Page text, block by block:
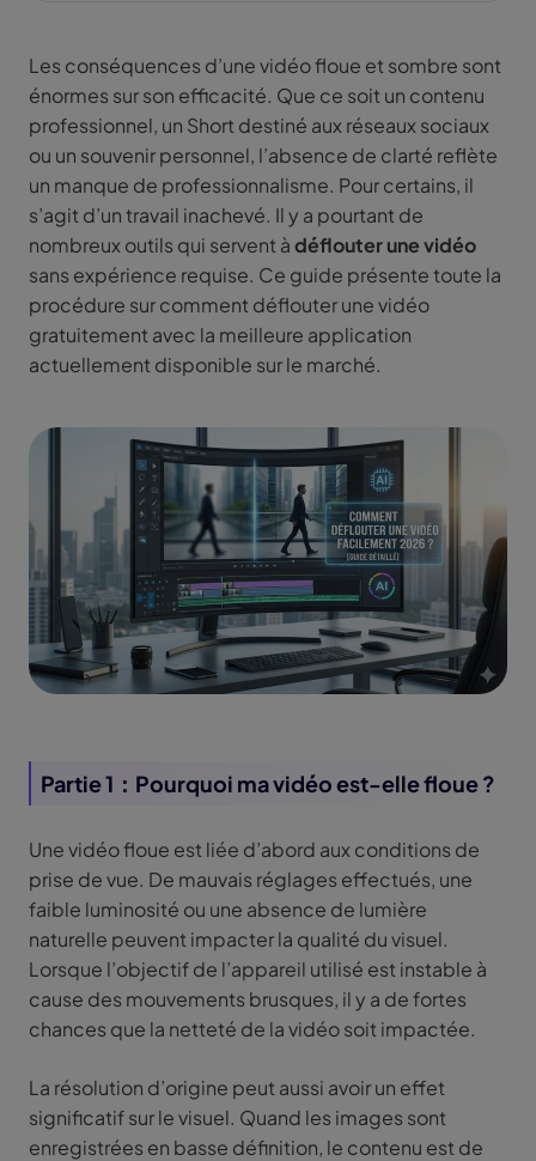
Les conséquences d’une vidéo floue et sombre sont
énormes sur son efficacité. Que ce soit un contenu
professionnel, un Short destiné aux réseaux sociaux
ou un souvenir personnel, l’absence de clarté reflète
un manque de professionnalisme. Pour certains, il
s’agit d’un travail inachevé. Il y a pourtant de
nombreux outils qui servent àdéflouter une vidéo
sans expérience requise. Ce guide présente toute la
procédure sur comment déflouter une vidéo
gratuitement avec la meilleure application
actuellement disponible sur le marché.
Partie 1：Pourquoi ma vidéo est-elle floue ?
Une vidéo floue est liée d’abord aux conditions de
prise de vue. De mauvais réglages effectués, une
faible luminosité ou une absence de lumière
naturelle peuvent impacter la qualité du visuel.
Lorsque l’objectif de l’appareil utilisé est instable à
cause des mouvements brusques, il y a de fortes
chances que la netteté de la vidéo soit impactée.
La résolution d’origine peut aussi avoir un effet
significatif sur le visuel. Quand les images sont
enregistrées en basse définition, le contenu est de